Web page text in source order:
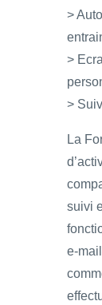
>
>
>
La
suivi
e-